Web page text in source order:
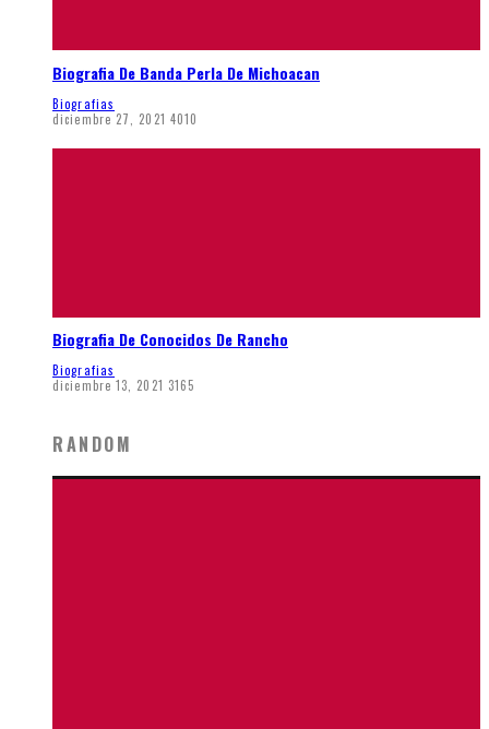
Biografia De Banda Perla De Michoacan
Biografias
diciembre 27, 2021 4010
Biografia De Conocidos De Rancho
Biografias
diciembre 13, 2021 3165
RANDOM